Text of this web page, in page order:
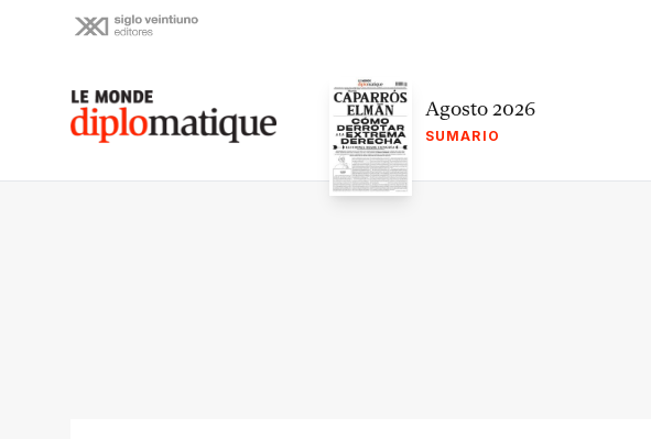
Le monde diplomatique Agosto 2026
SUMARIO